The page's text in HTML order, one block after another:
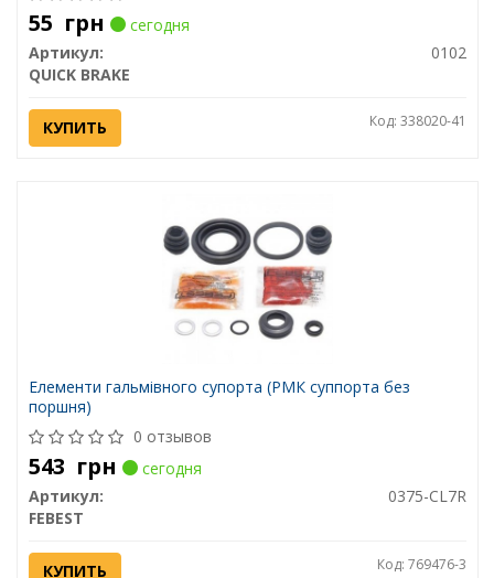
55 грн
сегодня
Артикул:
0102
QUICK BRAKE
КУПИТЬ Код: 338020-41
Елементи гальмівного супорта (РМК суппорта без
поршня)
0 отзывов
543 грн
сегодня
Артикул:
0375-CL7R
FEBEST
КУПИТЬ Код: 769476-3